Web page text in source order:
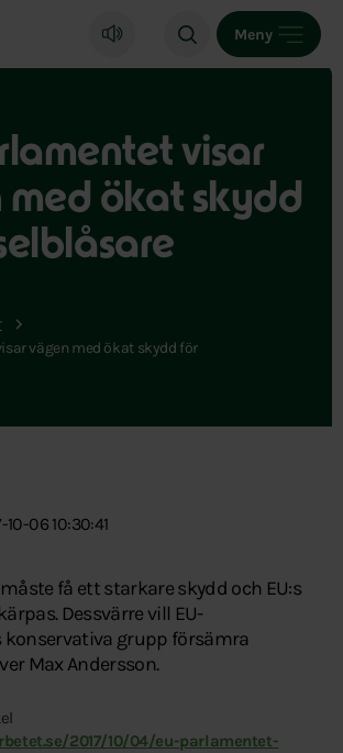
startsida
Meny
visar
med ökat skydd
vägen med ökat skydd för
06 10:30:41
få ett starkare skydd och EU:s
Dessvärre vill EU-
grupp försämra
Max Andersson.
2017/10/04/eu-parlamentet-